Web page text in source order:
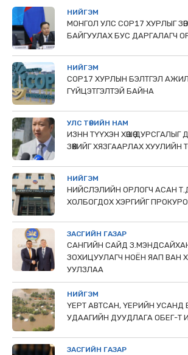
НИЙГЭМ
МОНГОЛ УЛС СОР17 ХУРЛЫГ
БАЙГУУЛАХ БУС ДАРГАЛАГЧ
НИЙГЭМ
COP17 ХУРЛЫН БЭЛТГЭЛ
ГҮЙЦЭТГЭЛТЭЙ БАЙНА
УЛС ТӨРИЙН НАМ
ИЗНН ТҮҮХЭН ХӨШӨӨ ДУРСГАЛЫГ
ЗӨӨХИЙГ ХЯЗГААРЛАХ ХУУЛИЙН
НИЙГЭМ
НИЙСЛЭЛИЙН ОРЛОГЧ АСАН
ХОЛБОГДОХ ХЭРГИЙГ
ЗАСГИЙН ГАЗАР
САНГИЙН САЙД
ЗОХИЦУУЛАГЧ НОЁН ЯАП ВАН
УУЛЗЛАА
НИЙГЭМ
ҮЕРТ АВТСАН, ҮЕРИЙН УСАНД
УДААГИЙН ДУУДЛАГА ОБЕГ-Т
ЗАСГИЙН ГАЗАР